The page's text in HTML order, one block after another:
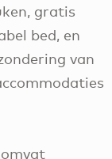
gratis
bed, en
van